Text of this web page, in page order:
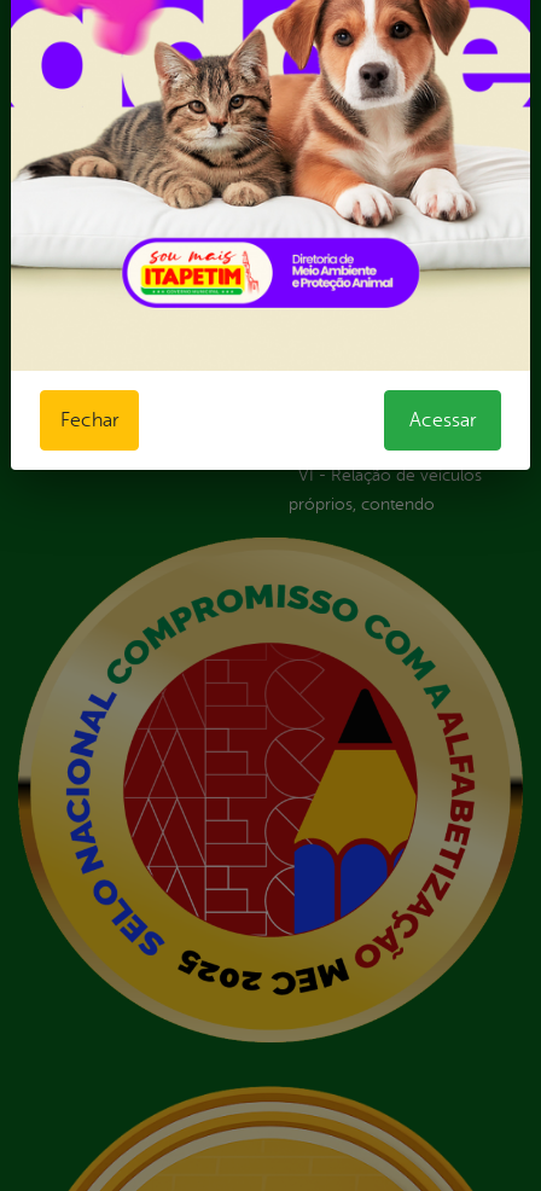
Competências da Ouvidoria
Dúvidas? Acesse o FAQ
Fazer uma Manifestação
Informações Importantes
Relatórios Anuais
Despesas
I - Anexo I - Ficha de
Registro de Fornecedor -
Forma Indireta
II - Anexo II - Ficha de
Registro de Fornecedor -
Forma direta
III - Anexo III - Planilha
Orçamentária das Rotas
IV - Rotas georreferenciadas
V - Boletins de medição,
notas fiscais e comprovantes
de pagamento
VI - Relação de veículos
próprios, contendo
Fechar Acessar